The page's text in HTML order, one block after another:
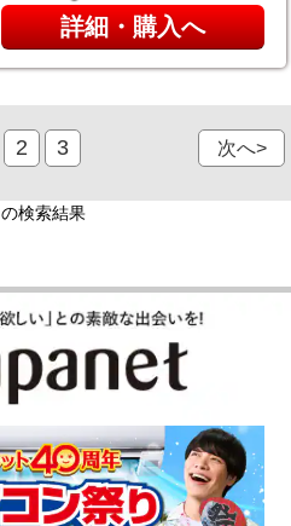
詳細・購入へ
2 3 次へ>
の検索結果